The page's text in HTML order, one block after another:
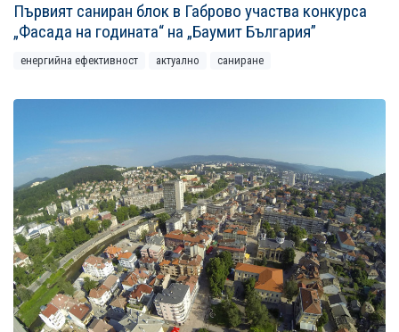
Първият саниран блок в Габрово участва конкурса
„Фасада на годината“ на „Баумит България”
енергийна ефективност актуално саниране